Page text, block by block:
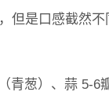
但是口感截然
青葱）、蒜 5-6